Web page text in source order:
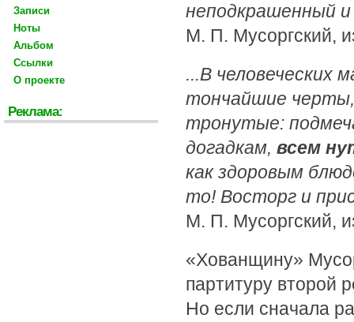
неподкрашенный и
М. П. Мусоргский,
...В человеческих
тончайшие
тронутые:
догадкам, всем
как здоровым
то! Восторг и
М. П. Мусоргский,
«Хованщину»
партитуру второй
Но если сначала
Записи
Ноты
Альбом
Ссылки
О проекте
Реклама: